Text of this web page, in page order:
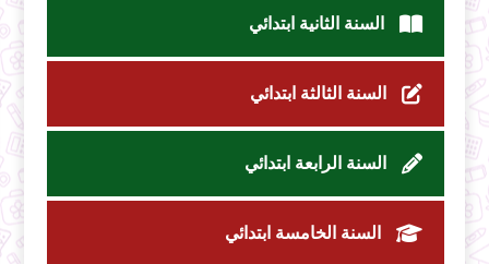
السنة الثانية ابتدائي
السنة الثالثة ابتدائي
السنة الرابعة ابتدائي
السنة الخامسة ابتدائي